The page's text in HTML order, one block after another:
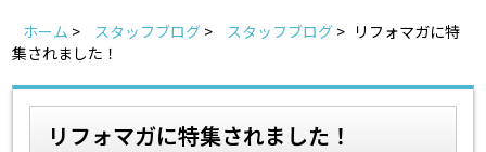
見積もりシミュレーション
ホーム > スタッフブログ > スタッフブログ > リフォマガに特
集されました！
リフォマガに特集されました！